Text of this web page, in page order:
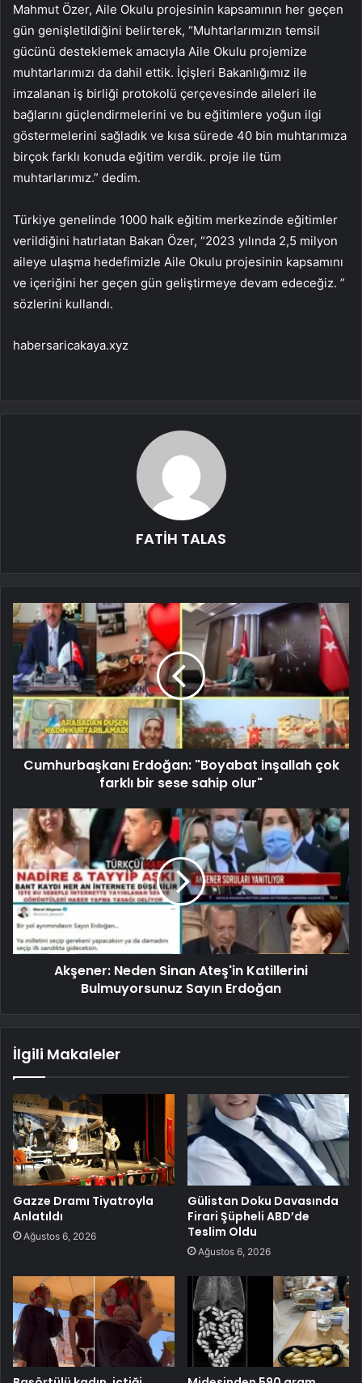
Mahmut Özer, Aile Okulu projesinin kapsamının her geçen
gün genişletildiğini belirterek, “Muhtarlarımızın temsil
gücünü desteklemek amacıyla Aile Okulu projemize
muhtarlarımızı da dahil ettik. İçişleri Bakanlığımız ile
imzalanan iş birliği protokolü çerçevesinde aileleri ile
bağlarını güçlendirmelerini ve bu eğitimlere yoğun ilgi
göstermelerini sağladık ve kısa sürede 40 bin muhtarımıza
birçok farklı konuda eğitim verdik. proje ile tüm
muhtarlarımız.” dedim.
Türkiye genelinde 1000 halk eğitim merkezinde eğitimler
verildiğini hatırlatan Bakan Özer, “2023 yılında 2,5 milyon
aileye ulaşma hedefimizle Aile Okulu projesinin kapsamını
ve içeriğini her geçen gün geliştirmeye devam edeceğiz. ”
sözlerini kullandı.
habersaricakaya.xyz
FATİH TALAS
Cumhurbaşkanı Erdoğan: "Boyabat inşallah çok
farklı bir sese sahip olur"
Akşener: Neden Sinan Ateş'in Katillerini
Bulmuyorsunuz Sayın Erdoğan
İlgili Makaleler
Gazze Dramı Tiyatroyla
Anlatıldı
Ağustos 6, 2026
Gülistan Doku Davasında
Firari Şüpheli ABD’de
Teslim Oldu
Ağustos 6, 2026